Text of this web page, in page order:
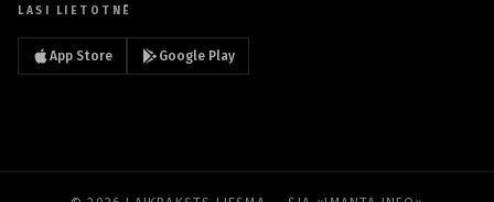
LASI LIETOTNĒ
App Store Google Play